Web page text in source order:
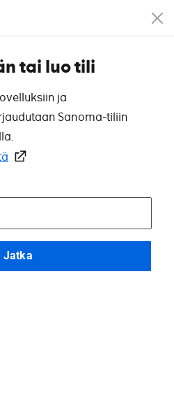
tai luo tili
ja
Sanoma-tiliin
Jatka